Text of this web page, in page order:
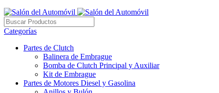
Categorías
Partes de Clutch
Balinera de Embrague
Bomba de Clutch Principal y Auxiliar
Kit de Embrague
Partes de Motores Diesel y Gasolina